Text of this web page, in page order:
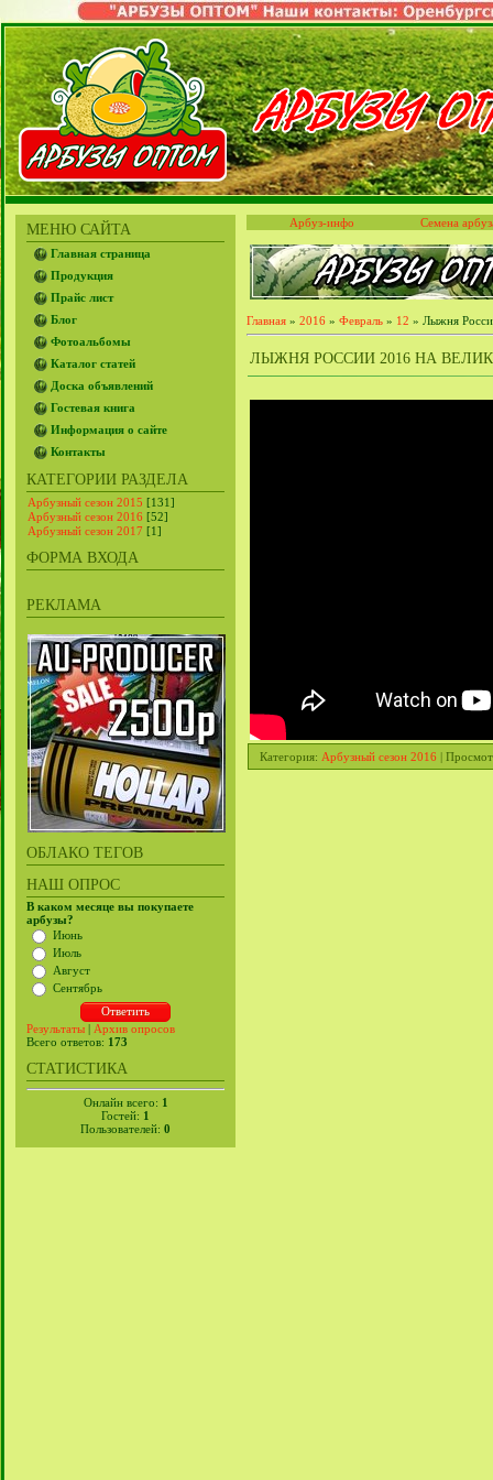
МЕНЮ САЙТА
Главная страница
Продукция
Прайс лист
Блог
Фотоальбомы
Каталог статей
Доска объявлений
Гостевая книга
Информация о сайте
Контакты
КАТЕГОРИИ РАЗДЕЛА
Арбузный сезон 2015 [131]
Арбузный сезон 2016 [52]
Арбузный сезон 2017 [1]
ФОРМА ВХОДА
РЕКЛАМА
ОБЛАКО ТЕГОВ
НАШ ОПРОС
В каком месяце вы покупаете
арбузы?
Июнь
Июль
Август
Сентябрь
Результаты | Архив опросов
Всего ответов: 173
СТАТИСТИКА
Онлайн всего: 1
Гостей: 1
Пользователей: 0
Арбуз-инфо Семена
Главная » 2016 » Февраль » 12 » Лыжня
ЛЫЖНЯ РОССИИ 2016 НА
Категория: Арбузный сезон 2016 |